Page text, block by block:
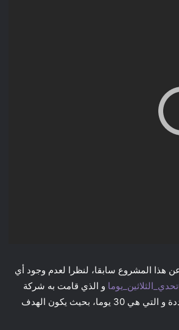
هذا المشروع سابقا، لنظرا لعدم وجود أي
تحدي_الثلاثين_يوما‬ و الذي قامت به شركة
. الغرض من التحدي هو إنجاز شيء في فترة محددة و التي هي 30 يوما، بحيث يكون الهدف